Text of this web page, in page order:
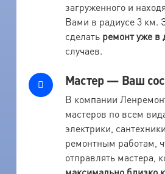
загруженного и
Вами в радиусе 3 км.
сделать ремонт уже в
случаев.
Мастер — Ваш
В компании
мастеров по всем
электрики,
ремонтным работам,
отправлять мастера,